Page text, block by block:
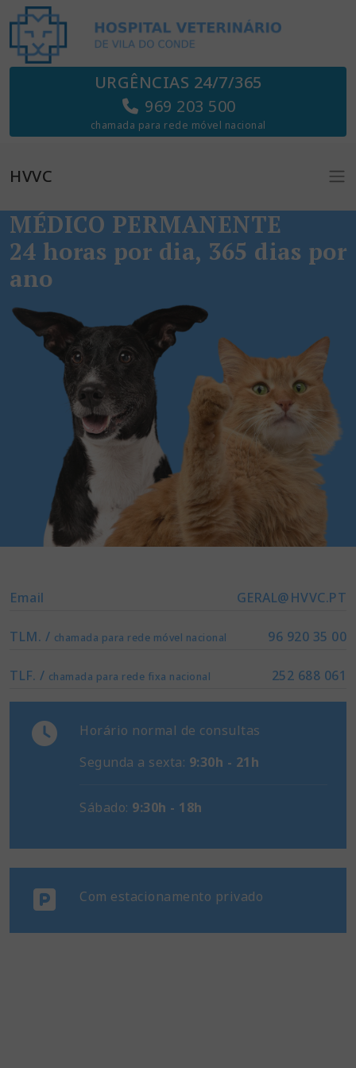
URGÊNCIAS 24/7/365
969 203 500
chamada para rede móvel nacional
HVVC
MÉDICO PERMANENTE
24 horas por dia, 365 dias por
ano
GERAL@HVVC.PT
Email
96 920 35 00
TLM. / chamada para rede móvel nacional
252 688 061
TLF. / chamada para rede fixa nacional
Horário normal de consultas
Segunda a sexta: 9:30h - 21h
Sábado: 9:30h - 18h
Com estacionamento privado